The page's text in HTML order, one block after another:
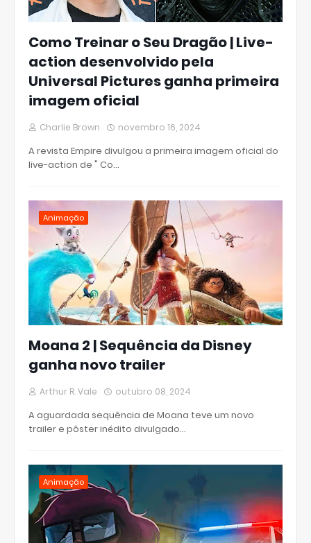
Como Treinar o Seu Dragão | Live-
action desenvolvido pela
Universal Pictures ganha primeira
imagem oficial
Charlie Brown novembro 16, 2024
A revista Empire divulgou a primeira imagem oficial do
live-action de " Co…
Animação
Moana 2 | Sequência da Disney
ganha novo trailer
Arthur R. Vale outubro 08, 2024
A aguardada sequência de Moana teve um novo
trailer e pôster inédito divulgado…
Animação